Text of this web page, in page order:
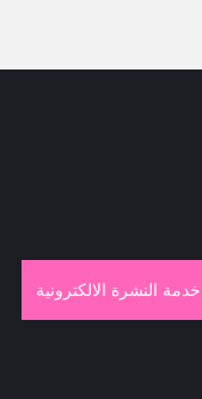
النشرة الالكترونية